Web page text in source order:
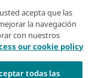
acepta que las
la navegación
con nuestros
our cookie policy
todas las